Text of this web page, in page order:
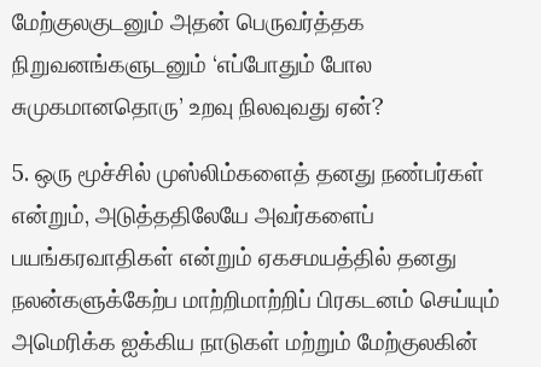
மேற்குலகுடனும் அதன் பெருவர்த்தக
நிறுவனங்களுடனும் ‘எப்போதும் போல
சுமுகமானதொரு’ உறவு நிலவுவது ஏன்?
5. ஒரு மூச்சில் முஸ்லிம்களைத் தனது நண்பர்கள்
என்றும், அடுத்ததிலேயே அவர்களைப்
பயங்கரவாதிகள் என்றும் ஏகசமயத்தில் தனது
நலன்களுக்கேற்ப மாற்றிமாற்றிப் பிரகடனம் செய்யும்
அமெரிக்க ஐக்கிய நாடுகள் மற்றும் மேற்குலகின்